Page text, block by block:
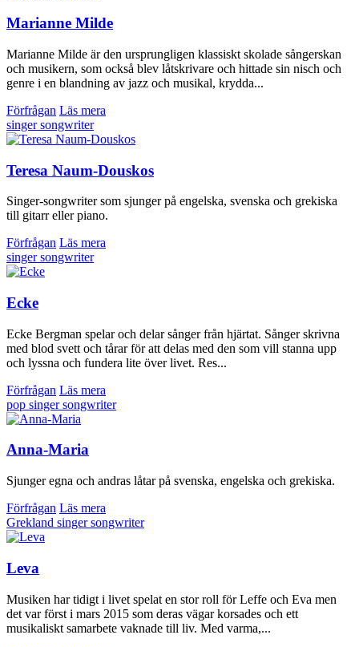
Marianne Milde
Marianne Milde är den ursprungligen klassiskt skolade sångerskan
och musikern, som också blev låtskrivare och hittade sin nisch och
genre i en blandning av jazz och musikal, krydda...
Förfrågan Läs mera
singer songwriter
Teresa Naum-Douskos
Singer-songwriter som sjunger på engelska, svenska och grekiska
till gitarr eller piano.
Förfrågan Läs mera
singer songwriter
Ecke
Ecke Bergman spelar och delar sånger från hjärtat. Sånger skrivna
med blod svett och tårar för att delas med den som vill stanna upp
och lyssna och fundera lite över livet. Res...
Förfrågan Läs mera
pop singer songwriter
Anna-Maria
Sjunger egna och andras låtar på svenska, engelska och grekiska.
Förfrågan Läs mera
Grekland singer songwriter
Leva
Musiken har tidigt i livet spelat en stor roll för Leffe och Eva men
det var först i mars 2015 som deras vägar korsades och ett
musikaliskt samarbete vaknade till liv. Med varma,...